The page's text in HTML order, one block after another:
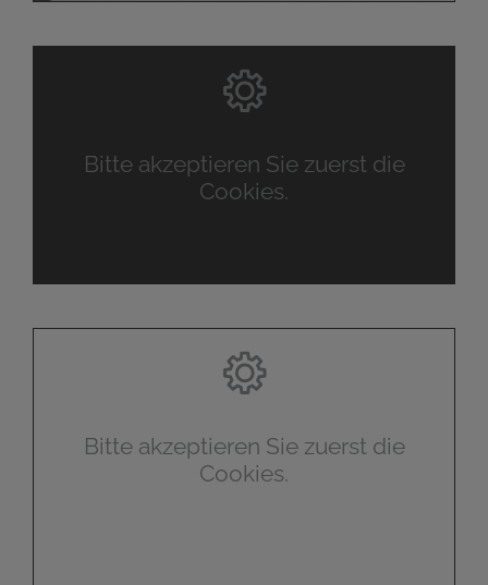
Bitte akzeptieren Sie zuerst die
Cookies.
Bitte akzeptieren Sie zuerst die
Cookies.